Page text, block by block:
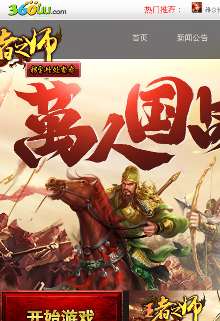
热门推荐： 维京
首页 新闻公告
王者之师1
王者之师1
王者之师2
王者之师2
王者之师3
王者之师3
王者之师4
王者之师4
王者之师5
王者之师5